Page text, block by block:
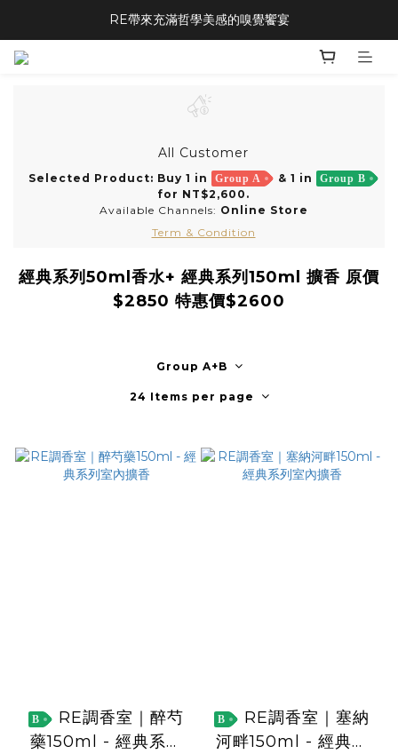
RE帶來充滿哲學美感的嗅覺饗宴
All Customer
Selected Product: Buy 1 in Group A & 1 in Group B
for NT$2,600.
Available Channels: Online Store
Term & Condition
經典系列50ml香水+ 經典系列150ml 擴香 原價
$2850 特惠價$2600
Group A+B
24 Items per page
B
藥150ml - 經典系列
B
河畔150ml - 經典系